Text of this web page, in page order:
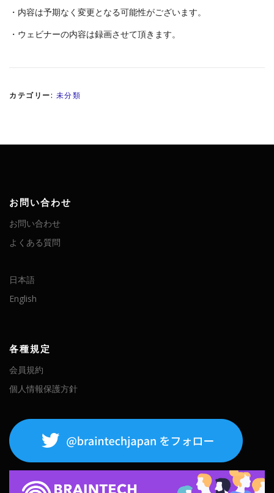
・内容は予期なく変更となる可能性がございます。
・ウェビナーの内容は録画させて頂きます。
カテゴリー: 未分類
お問い合わせ
お問い合わせ
よくある質問
日本語
English
各種規定
会員規約
個人情報保護方針